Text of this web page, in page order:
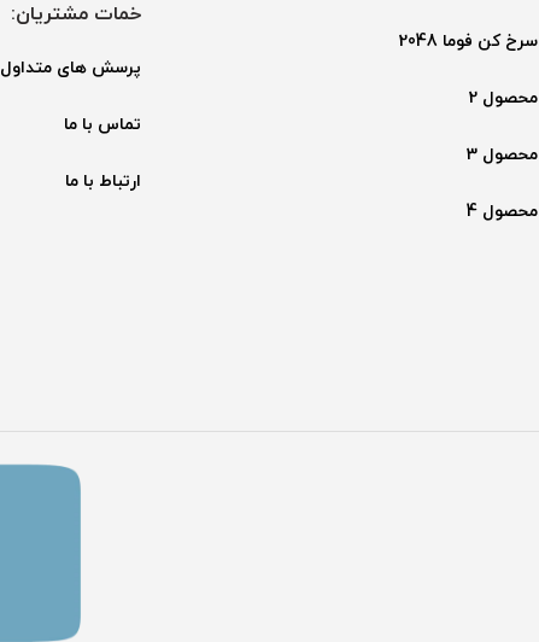
سرخ کن فوما 2048
محصول 2
محصول 3
محصول 4
خمات مشتریان:
پرسش های متداول
تماس با ما
ارتباط با ما